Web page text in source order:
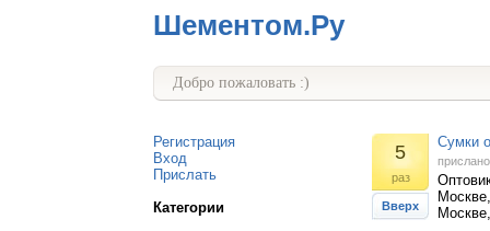
Шементом.Ру
Добро пожаловать :)
Регистрация
Вход
Прислать
Категории
5
раз
Вверх
Сумки